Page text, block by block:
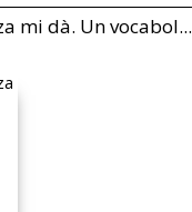
mi dà. Un vocabol...